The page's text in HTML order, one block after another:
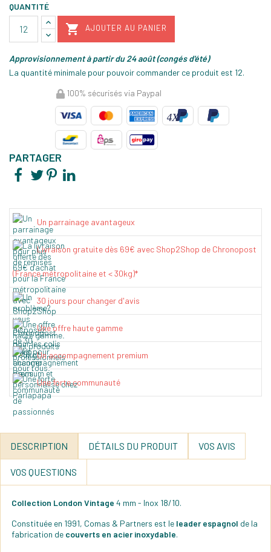
QUANTITÉ
 AJOUTER AU PANIER
Approvisionnement à partir du 24 août (congés d'été)
La quantité minimale pour pouvoir commander ce produit est 12.
100% sécurisés via Paypal
PARTAGER
Un parrainage avantageux
Livraison gratuite dès 69€ avec Shop2Shop de Chronopost
(France métropolitaine et < 30kg)*
30 jours pour changer d'avis
Une offre haute gamme
Un accompagnement premium
Une forte communauté
DESCRIPTION DÉTAILS DU PRODUIT VOS AVIS
VOS QUESTIONS
Collection London Vintage 4 mm - Inox 18/10.
Constituée en 1991, Comas & Partners est le leader espagnol de la
fabrication de couverts en acier inoxydable.